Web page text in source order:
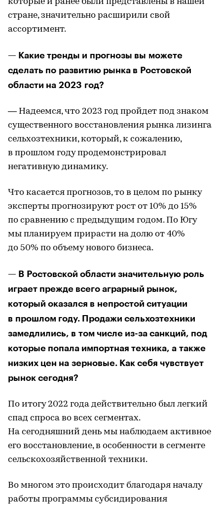
стране, значительно расширили свой
ассортимент.
— Какие тренды и прогнозы вы можете
сделать по развитию рынка в Ростовской
области на 2023 год?
— Надеемся, что 2023 год пройдет под знаком
существенного восстановления рынка лизинга
сельхозтехники, который, к сожалению,
в прошлом году продемонстрировал
негативную динамику.
Что касается прогнозов, то в целом по рынку
эксперты прогнозируют рост от 10% до 15%
по сравнению с предыдущим годом. По Югу
мы планируем прирасти на долю от 40%
до 50% по объему нового бизнеса.
— В Ростовской области значительную роль
играет прежде всего аграрный рынок,
который оказался в непростой ситуации
в прошлом году. Продажи сельхозтехники
замедлились, в том числе из-за санкций, под
которые попала импортная техника, а также
низких цен на зерновые. Как себя чувствует
рынок сегодня?
По итогу 2022 года действительно был легкий
спад спроса во всех сегментах.
На сегодняшний день мы наблюдаем активное
его восстановление, в особенности в сегменте
сельскохозяйственной техники.
Во многом это происходит благодаря началу
работы программы субсидирования